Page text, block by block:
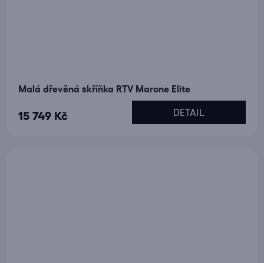
Malá dřevěná skříňka RTV Marone Elite
15 749 Kč DETAIL